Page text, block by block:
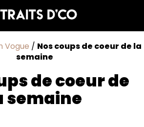
Vogue / Nos coups de coeur de la
semaine
de coeur de
semaine